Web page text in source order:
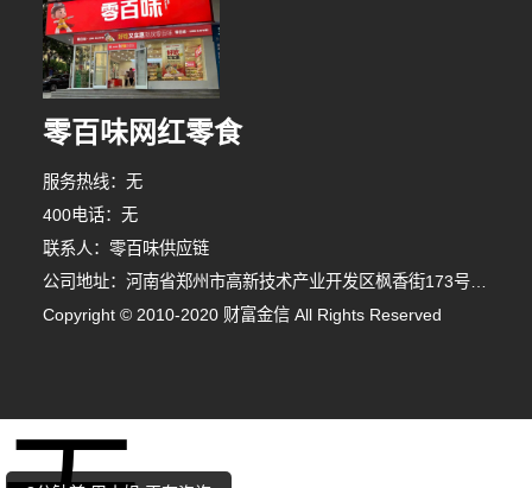
零百味网红零食
服务热线：无
400电话：无
联系人：零百味供应链
公司地址：河南省郑州市高新技术产业开发区枫香街173号郑州天健湖智联网产业园3号楼7层706室
Copyright © 2010-2020 财富金信 All Rights Reserved